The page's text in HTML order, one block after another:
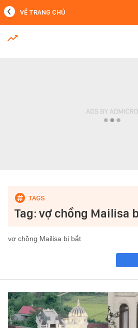
MỚI NHẤT
VỀ TRANG CHỦ
Tag: vợ chồng Mailisa
vợ chồng Mailisa bị bắt